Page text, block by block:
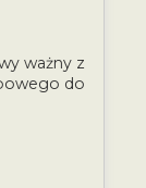
ważny z
do